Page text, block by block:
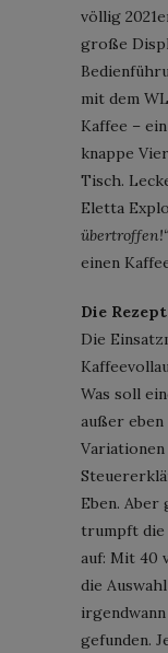
völlig
große
mit dem
Kaffee –
knappe
Tisch.
Eletta
übertroffen!“
einen
Die
Die
Was soll
außer
Eben. Aber
trumpft die
auf: Mit 40
die
gefunden.